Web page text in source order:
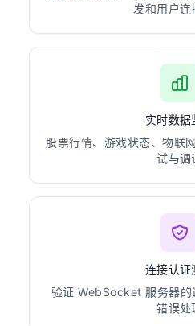
发和用户连
实时数据
股票行情、游戏状态、物联
试与调
连接认证
验证 WebSocket 服务器的
错误处